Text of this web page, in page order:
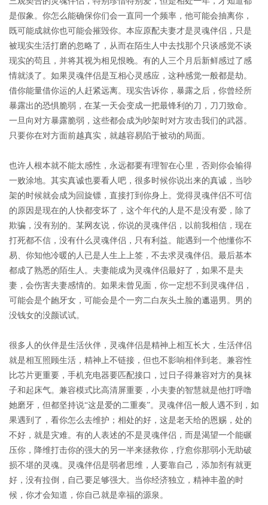
是假象。你怎么能确保你们会一直同一个频率，他可能会抽离你，
既可能成就你也可能会摧毁你。本应原配夫妻才是灵魂伴侣，只是
被现实生活打磨的忽略了，从而在陌生人中去找那个只谈感觉不谈
现实的苟且，并将其视为相见恨晚。有的人三个月后新鲜感过了感
情就淡了。如果灵魂伴侣是互相心灵感应，这种感觉一般都是劫。
借你能量借你运的人赶紧远离。现实告诉你，暴露之后，你曾经所
暴露出的恐惧脆弱，在某一天会变成一把最锋利的刀，刀刀致命。
一旦向对方暴露脆弱，这些都会成为吵架时对方攻击我们的武器。
只要你在对方面前越真实，就越容易陷于被动的局面。
也许人根本就不能太感性，永远都要有理智在心里，否则你会输得
一败涂地。其实真诚也要看人吧，很多时候你说出来的真诚，当吵
架的时候就会成为回旋镖，直接打到你身上。觉得灵魂伴侣不可信
的原因是现在的人快都变坏了，这个年代的人是不是没有爱，除了
欺骗，没有别的。某网友说，你说的灵魂伴侣，以前我相信，现在
打死都不信，没有什么灵魂伴侣，只有利益。能遇到一个他懂你不
易、你知他冷暖的人已是人生上上签，不去求灵魂伴侣。最后基本
都成了熟悉的陌生人。夫妻能成为灵魂伴侣最好了，如果不是夫
妻，会伤害夫妻感情的。如果未曾见面，你一定想不到灵魂伴侣，
可能会是个龅牙女，可能会是个一穷二白灰头土脸的邋遢男。男的
没钱女的没颜试试。
很多人的伙伴是生活伙伴，灵魂伴侣是精神上相互长大，生活伴侣
就是相互照顾生活，精神上不链接，但也不影响相伴到老。兼容性
比芯片更重要，手机充电器要匹配接口，过日子得兼容对方的臭袜
子和起床气。兼容模式比高清屏重要，小夫妻的智慧就是他打呼噜
她磨牙，但都坚持说“这是爱的二重奏”。灵魂伴侣一般人遇不到，如
果遇到了，看你怎么去维护；相处的好，这是老天给的恩赐，处的
不好，就是灾难。有的人表述的不是灵魂伴侣，而是渴望一个能碾
压你，降维打击你的强大的另一半来拯救你，疗愈你那弱小无助破
损不堪的灵魂。灵魂伴侣是弱者思维，人要靠自己，添加剂有就更
好，没有拉倒，自己要足够强大。当你经济独立，精神丰盈的时
候，你才会知道，你自己就是幸福的源泉。